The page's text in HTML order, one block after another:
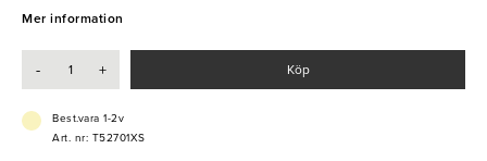
och sofistikerat inrtyck, vilket passar utmärkt på flertalet
- Stretchig
- Bekväm
Mer information
- + Köp
Best.vara 1-2v
Art. nr: T52701XS